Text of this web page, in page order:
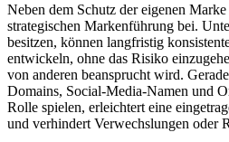
Neben dem Schutz der eigenen
strategischen Markenführung bei.
besitzen, können langfristig
entwickeln, ohne das Risiko
von anderen beansprucht wird.
Domains, Social-Media-Namen und
Rolle spielen, erleichtert eine
und verhindert Verwechslungen oder